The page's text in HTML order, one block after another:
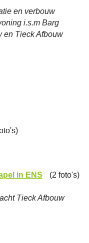
en verbouw
i.s.m Barg
en Tieck Afbouw
in ENS (2 foto's)
Tieck Afbouw